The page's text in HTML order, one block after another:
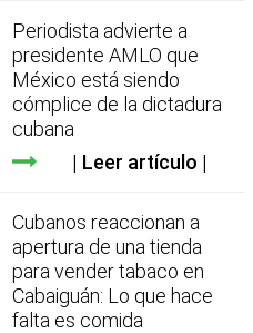
Periodista advierte a
presidente AMLO que
México está siendo
cómplice de la dictadura
cubana
Leer artículo
Cubanos reaccionan a
apertura de una tienda
para vender tabaco en
Cabaiguán: Lo que hace
falta es comida